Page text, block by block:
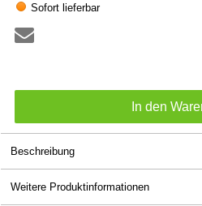
Sofort lieferbar
Beschreibung
Weitere Produktinformationen